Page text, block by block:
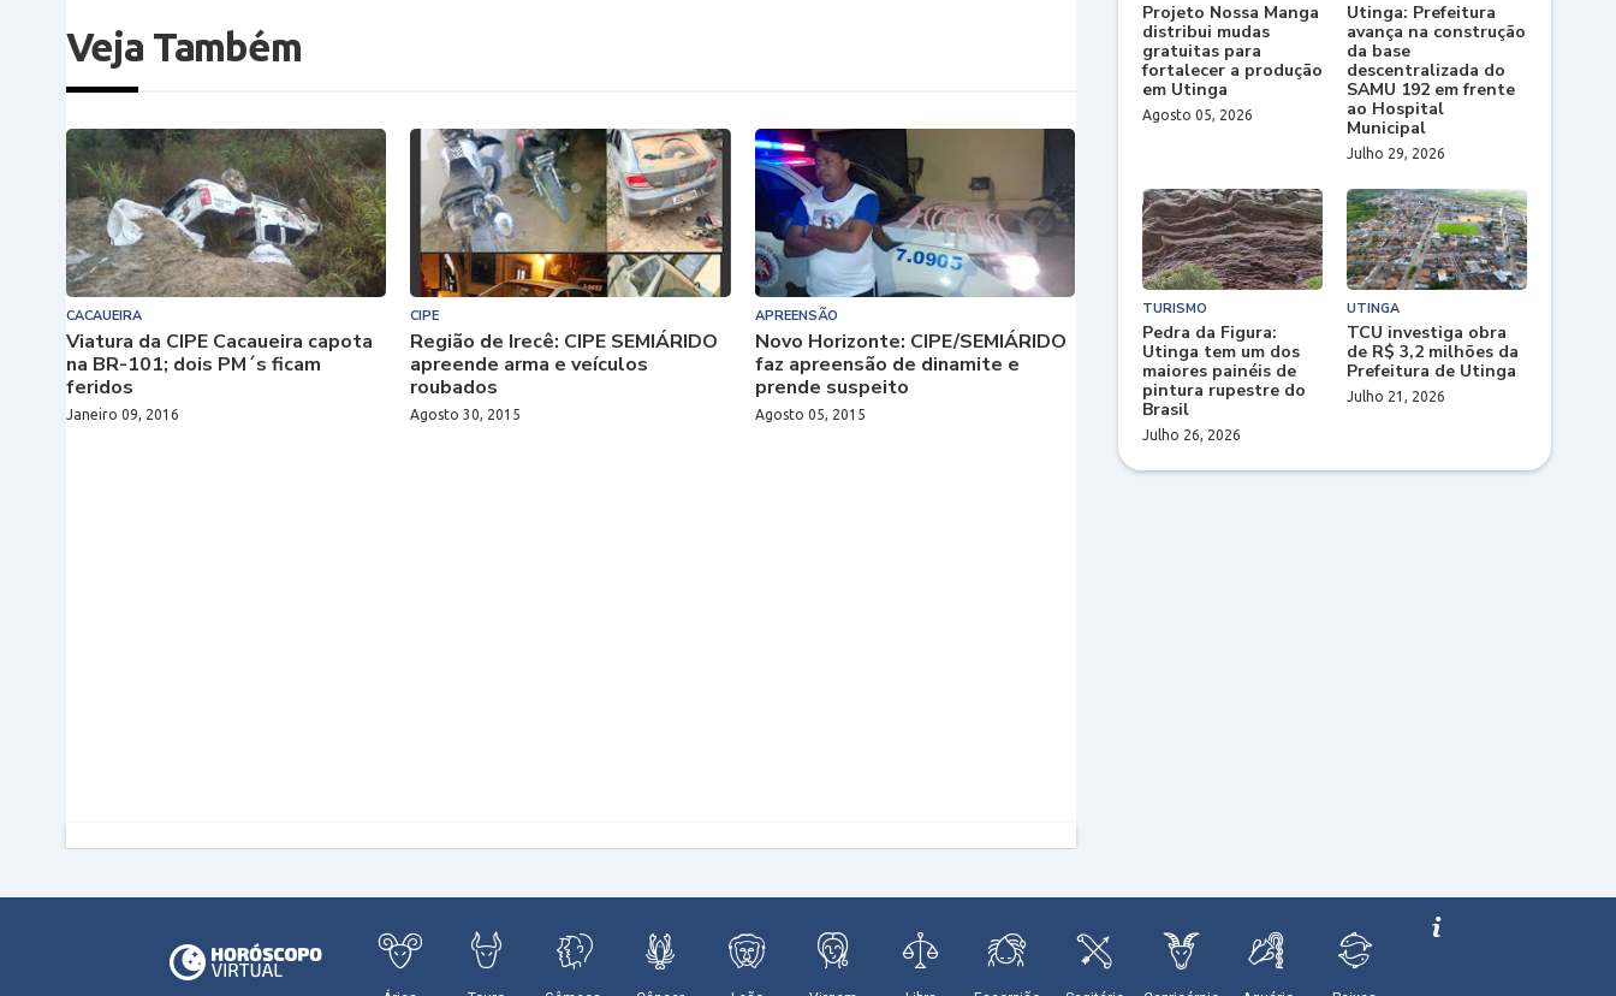
Veja Também
CACAUEIRA
Viatura da CIPE Cacaueira capota
na BR-101; dois PM´s ficam
feridos
Janeiro 09, 2016
CIPE
Região de Irecê: CIPE SEMIÁRIDO
apreende arma e veículos
roubados
Agosto 30, 2015
APREENSÃO
Novo Horizonte: CIPE/SEMIÁRIDO
faz apreensão de dinamite e
prende suspeito
Agosto 05, 2015
Projeto Nossa Manga
distribui mudas
gratuitas para
fortalecer a produção
em Utinga
Agosto 05, 2026
Utinga: Prefeitura
avança na construção
da base
descentralizada do
SAMU 192 em frente
ao Hospital
Municipal
Julho 29, 2026
TURISMO
Pedra da Figura:
Utinga tem um dos
maiores painéis de
pintura rupestre do
Brasil
Julho 26, 2026
UTINGA
TCU investiga obra
de R$ 3,2 milhões da
Prefeitura de Utinga
Julho 21, 2026